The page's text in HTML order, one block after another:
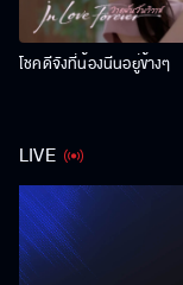
โชคดีจังที่น้องนีนอยู่ข้างๆ
LIVE